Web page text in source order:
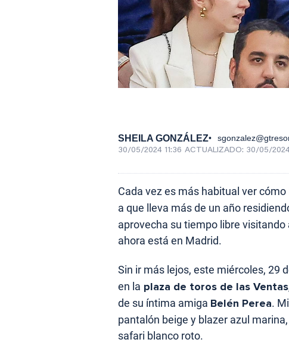
SHEILA GONZÁLEZ
30/05/2024 11:36 ACTUALIZADO: 30/05/2024
Cada vez es más habitual ver cómo
a que lleva más de un año
aprovecha su tiempo libre
ahora está en Madrid.
Sin ir más lejos, este miércoles, 29
en la plaza de toros de las Ventas
de su íntima amiga Belén Perea.
pantalón beige y blazer azul
safari blanco roto.